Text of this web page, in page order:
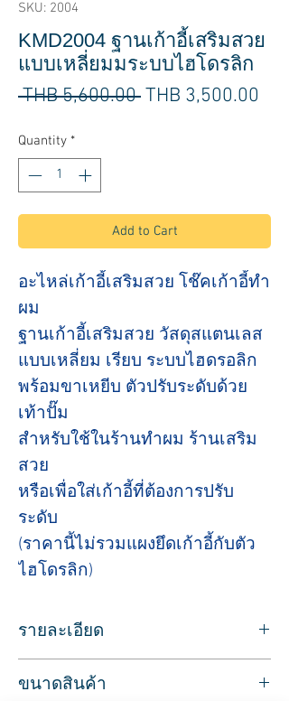
SKU: 2004
KMD2004 ฐานเก้าอี้เสริมสวย
แบบเหลี่ยมมระบบไฮโดรลิก
THB 5,600.00 Regular
THB 3,500.00
Quantity *
Add to Cart
อะไหล่เก้าอี้เสริมสวย โช๊คเก้าอี้ทำ
ผม
ฐานเก้าอี้เสริมสวย วัสดุสแตนเลส
แบบเหลี่ยม เรียบ ระบบไฮดรอลิก
พร้อมขาเหยีบ ตัวปรับระดับด้วย
เท้าปั๊ม
สำหรับใช้ในร้านทำผม ร้านเสริม
สวย
หรือเพื่อใส่เก้าอี้ที่ต้องการปรับ
ระดับ
(ราคานี้ไม่รวมแผงยึดเก้าอี้กับตัว
ไฮโดรลิก)
รายละเอียด
เพื่อการทำงานที่มีประสิทธิภาพยิ่งขึ้น
ขนาดสินค้า